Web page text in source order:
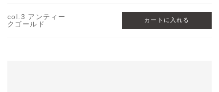
col.3 アンティー
クゴールド